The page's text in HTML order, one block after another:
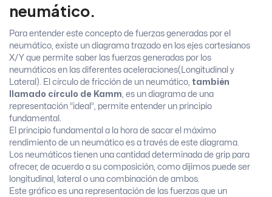
neumático.
Para entender este concepto de fuerzas generadas por el
neumático, existe un diagrama trazado en los ejes cartesianos
X/Y que permite saber las fuerzas generadas por los
neumáticos en las diferentes aceleraciones(Longitudinal y
Lateral). El círculo de fricción de un neumático, también
llamado círculo de Kamm , es un diagrama de una
representación “ideal”, permite entender un principio
fundamental.
El principio fundamental a la hora de sacar el máximo
rendimiento de un neumático es a través de este diagrama.
Los neumáticos tienen una cantidad determinada de grip para
ofrecer, de acuerdo a su composición, como dijimos puede ser
longitudinal, lateral o una combinación de ambos.
Este gráfico es una representación de las fuerzas que un